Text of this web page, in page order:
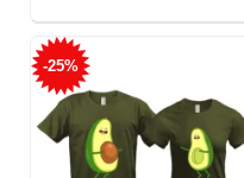
-25%